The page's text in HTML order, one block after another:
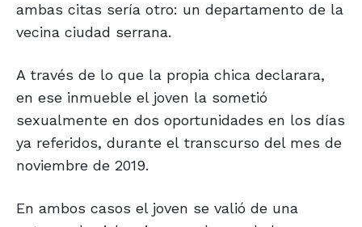
ambas citas sería otro: un departamento de la
vecina ciudad serrana.
A través de lo que la propia chica declarara,
en ese inmueble el joven la sometió
sexualmente en dos oportunidades en los días
ya referidos, durante el transcurso del mes de
noviembre de 2019.
En ambos casos el joven se valió de una